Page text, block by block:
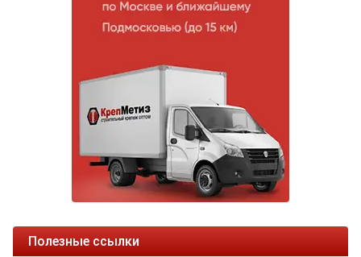
Полезные ссылки